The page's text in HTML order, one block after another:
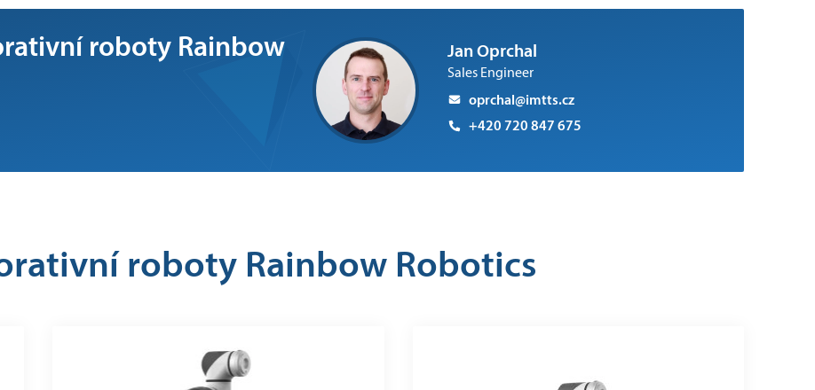
roboty Rainbow
Jan Oprchal
Sales Engineer
oprchal@imtts.cz
+420 720 847 675
roboty Rainbow Robotics